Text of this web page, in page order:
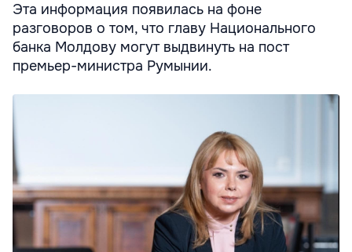
Эта информация появилась на фоне
разговоров о том, что главу Национального
банка Молдову могут выдвинуть на пост
премьер-министра Румынии.